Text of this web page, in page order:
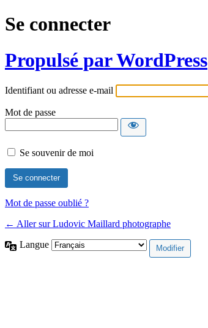
Se connecter
Propulsé par WordPress
Identifiant ou adresse e-mail
Mot de passe
Se souvenir de moi
Mot de passe oublié ?
← Aller sur Ludovic Maillard photographe
Langue